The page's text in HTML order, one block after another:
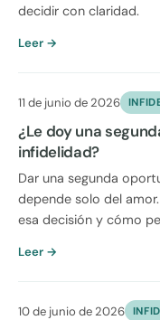
decidir con claridad.
Leer →
11 de junio de 2026
¿Le doy una
infidelidad?
Dar una segunda
depende solo del
esa decisión y cómo
Leer →
10 de junio de 2026